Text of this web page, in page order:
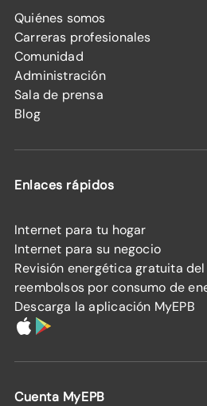
Quiénes somos
Carreras profesionales
Comunidad
Administración
Sala de prensa
Blog
Enlaces rápidos
Internet para tu hogar
Internet para su negocio
Revisión energética gratuita
reembolsos por consumo de
Descarga la aplicación MyEPB
Cuenta MyEPB